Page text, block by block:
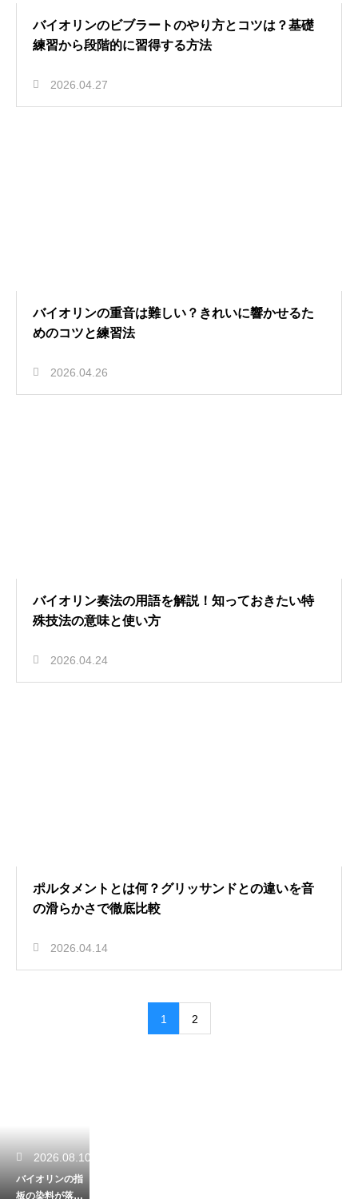
バイオリンのビブラートのやり方とコツは？基礎
練習から段階的に習得する方法
2026.04.27
バイオリンの重音は難しい？きれいに響かせるた
めのコツと練習法
2026.04.26
バイオリン奏法の用語を解説！知っておきたい特
殊技法の意味と使い方
2026.04.24
ポルタメントとは何？グリッサンドとの違いを音
の滑らかさで徹底比較
2026.04.14
1 2
2026.08.10
バイオリンの指
板の染料が落ち